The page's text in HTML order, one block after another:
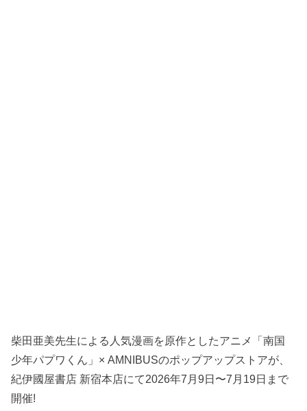
柴田亜美先生による人気漫画を原作としたアニメ「南国
少年パプワくん」× AMNIBUSのポップアップストアが、
紀伊國屋書店 新宿本店にて2026年7月9日〜7月19日まで
開催!